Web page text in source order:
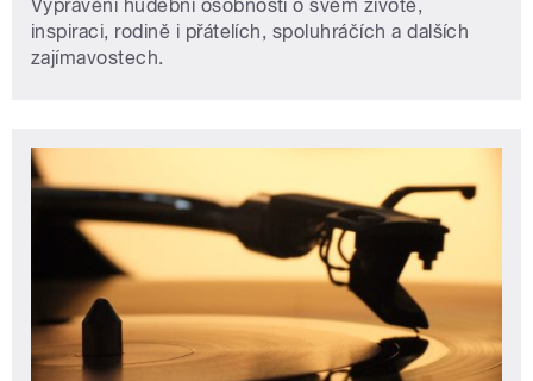
Vyprávění hudební osobnosti o svém životě,
inspiraci, rodině i přátelích, spoluhráčích a dalších
zajímavostech.